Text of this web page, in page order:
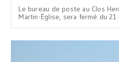
Le bureau de poste au Clos
Martin-Église, sera fermé du 21